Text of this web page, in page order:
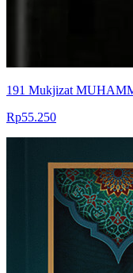
191 Mukjizat
Rp55.250